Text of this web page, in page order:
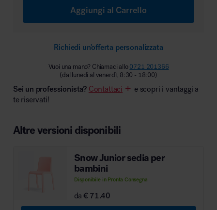
MillerKnoll
Aggiungi al Carrello
Richiedi un'offerta personalizzata
Vuoi una mano? Chiamaci allo0721 201366
(dal lunedì al venerdì, 8:30 - 18:00)
Sei un professionista? Contattaci
e scopri i vantaggi a
te riservati!
Altre versioni disponibili
Snow Junior sedia per
bambini
Disponibile in Pronta Consegna
da€ 71.40